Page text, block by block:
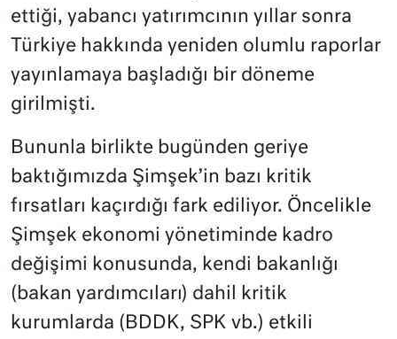
ettiği, yabancı yatırımcının yıllar sonra
Türkiye hakkında yeniden olumlu raporlar
yayınlamaya başladığı bir döneme
girilmişti.
Bununla birlikte bugünden geriye
baktığımızda Şimşek’in bazı kritik
fırsatları kaçırdığı fark ediliyor. Öncelikle
Şimşek ekonomi yönetiminde kadro
değişimi konusunda, kendi bakanlığı
(bakan yardımcıları) dahil kritik
kurumlarda (BDDK, SPK vb.) etkili